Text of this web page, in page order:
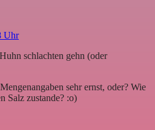
Uhr
schlachten gehn (oder
sehr ernst, oder? Wie
Salz zustande? :o)